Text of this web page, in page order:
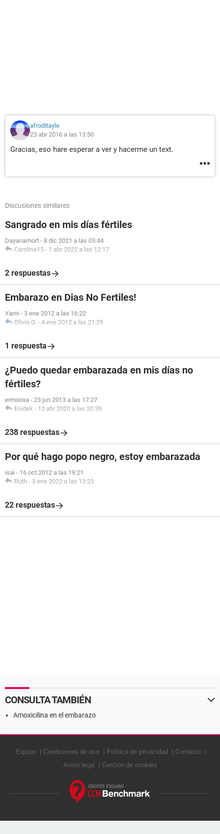
afroditayle
23 abr 2016 a las 13:50
Gracias, eso hare esperar a ver y hacerme un text.
Discusiones similares
Sangrado en mis días fértiles
Dayanamort - 8 dic 2021 a las 05:44
Carolina15 - 1 abr 2022 a las 12:17
2 respuestas
Embarazo en Dias No Fertiles!
Yami - 3 ene 2012 a las 16:22
Olivia.O. - 4 ene 2012 a las 21:29
1 respuesta
¿Puedo quedar embarazada en mis días no
fértiles?
ermooxa - 23 jun 2013 a las 17:27
Enidek - 12 abr 2020 a las 20:39
238 respuestas
Por qué hago popo negro, estoy embarazada
isai - 16 oct 2012 a las 19:21
Ruth - 3 ene 2022 a las 13:23
22 respuestas
CONSULTA TAMBIÉN
Amoxicilina en el embarazo
Equipo Condiciones de uso Política de privacidad
Contacto
Aviso legal
Gestión de cookies